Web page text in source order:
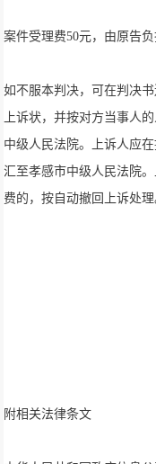
案件受理费50元，由原告负
如不服本判决，可在判决
上诉状，并按对方当事人
中级人民法院。上诉人应
汇至孝感市中级人民法院
费的，按自动撤回上诉处理
附相关法律条文